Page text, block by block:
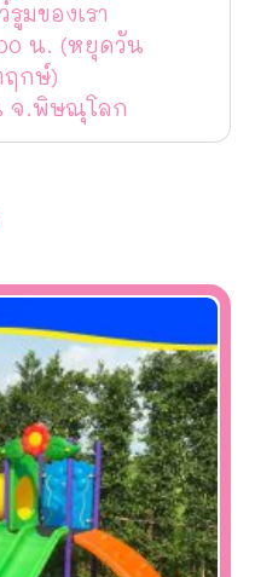
มของเรา
น. (หยุดวัน
กษ์)
จ.พิษณุโลก